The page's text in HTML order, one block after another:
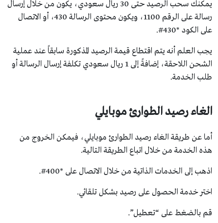
يمكنك سحب الرصيد حتى 30 ريال سعودي، يكون من خلال إرسال
رسالة على الرقم 1100، ويكون محتوى الرسالة 430، أو الاتصال
على الكود *430#.
يجب العلم أنه يتم اقتطاع قيمة الرصيد المذكورة سابقاً عند عملية
الشحن اللاحقة، إضافةً إلى 1 ريال سعودي تكلفة إرسال الرسالة أو
طلب الخدمة.
الغاء رصيد الطوارئ موبايلي
أما عن طريقة الغاء رصيد الطوارئ موبايلي، فيمكن الخروج من
هذه الخدمة من خلال اتباع الطريقة التالية.
اذهب إلى الخدمات الذاتية من خلال الاتصال على *400#.
اختر خدمة الحصول على رصيد بشكل تلقائي.
قم بالضغط على “تعطيل”.